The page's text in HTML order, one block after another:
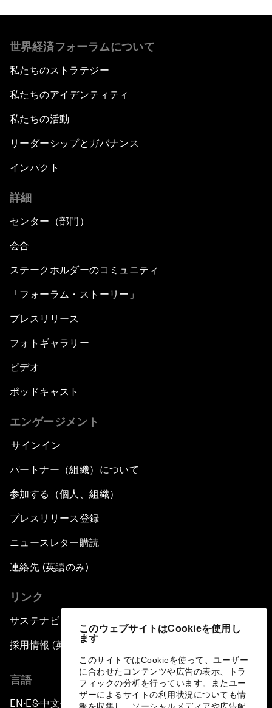
このウェブサイトはCookieを使用し
ます
このサイトではCookieを使って、ユーザー
に合わせたコンテンツや広告の表示、トラ
フィックの分析を行っています。またユー
ザーによるサイトの利用状況についても情
世界経済フォーラムについて
私たちのストラテジー
私たちのアイデンティティ
私たちの活動
リーダーシップとガバナンス
インパクト
詳細
センター（部門）
会合
ステークホルダーのコミュニティ
「フォーラム・ストーリー」
プレスリリース
フォトギャラリー
ビデオ
ポッドキャスト
エンゲージメント
サインイン
パートナー（組織）について
参加する（個人、組織）
プレスリリース登録
ニュースレター購読
連絡先 (英語のみ)
リンク
サステナビリティへの取り組み
採用情報 (英語のみ)
言語
EN ▪ES▪中文▪ 日本語